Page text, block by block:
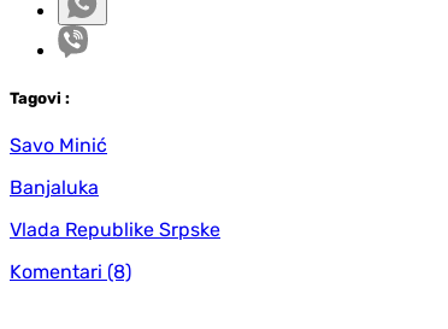
Tagovi :
Savo Minić
Banjaluka
Vlada Republike Srpske
Komentari (8)